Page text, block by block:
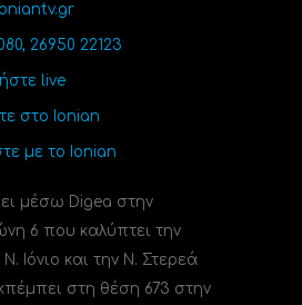
26950 22123
live
στο Ionian
με το Ionian
μέσω Digea στην
6 που καλύπτει την
Ιόνιο και την Ν. Στερεά
στη θέση 673 στην